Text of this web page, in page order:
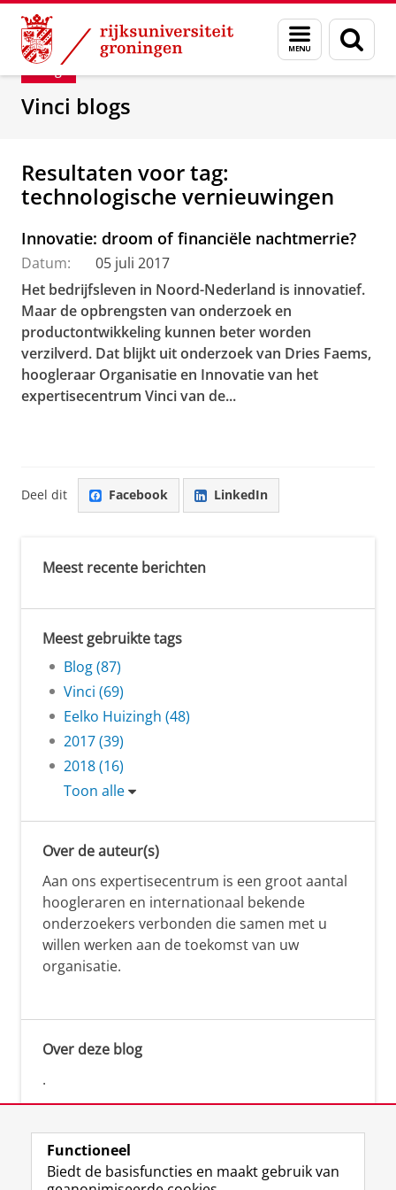
Skip
Content
Skip
Navigation
Menu
en
zoeken
Department of Innovation Management &
Blog
Vinci blogs
Resultaten voor tag:
technologische vernieuwingen
Innovatie: droom of financiële nachtmerrie?
Datum:
05 juli 2017
Het bedrijfsleven in Noord-Nederland is innovatief.
Maar de opbrengsten van onderzoek en
productontwikkeling kunnen beter worden
verzilverd. Dat blijkt uit onderzoek van Dries Faems,
hoogleraar Organisatie en Innovatie van het
expertisecentrum Vinci van de...
Deel dit Facebook LinkedIn
Meest recente berichten
Meest gebruikte tags
Blog (87)
Vinci (69)
Eelko Huizingh (48)
2017 (39)
2018 (16)
Toon alle
Over de auteur(s)
Aan ons expertisecentrum is een groot aantal
hoogleraren en internationaal bekende
onderzoekers verbonden die samen met u
willen werken aan de toekomst van uw
organisatie.
Over deze blog
.
Functioneel
Biedt de basisfuncties en maakt gebruik van